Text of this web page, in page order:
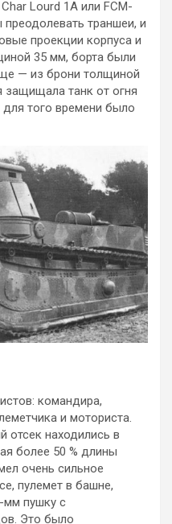
Lourd 1А или FCM-
траншеи, и
проекции корпуса и
35 мм, борта были
— из брони толщиной
защищала танк от огня
того времени было
командира,
и моториста.
отсек находились в
более 50 % длины
очень сильное
пулемет в башне,
мм пушку с
Это было